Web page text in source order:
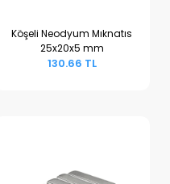
Sepete Ekle
Köşeli Neodyum Mıknatıs
25x20x5 mm
130.66 TL